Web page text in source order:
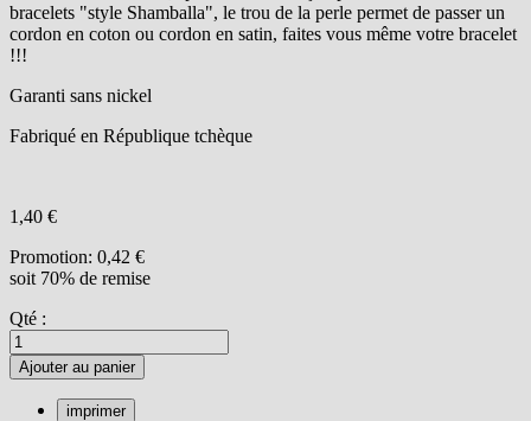
bracelets "style Shamballa", le trou de la perle permet de passer un
cordon en coton ou cordon en satin, faites vous même votre bracelet
!!!
Garanti sans nickel
Fabriqué en République tchèque
1,40 €
Promotion: 0,42 €
soit 70% de remise
Qté :
Ajouter au panier